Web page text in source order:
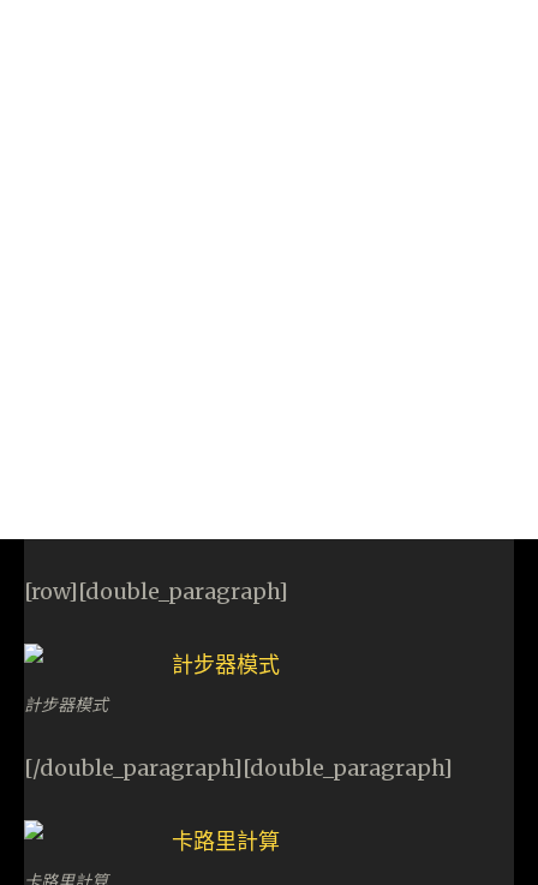
[row][double_paragraph]
計步器模式
[/double_paragraph][double_paragraph]